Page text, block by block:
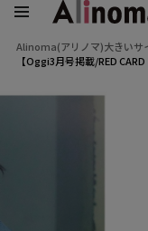
Alinoma(アリノマ)大きいサ
【Oggi3月号掲載/RED